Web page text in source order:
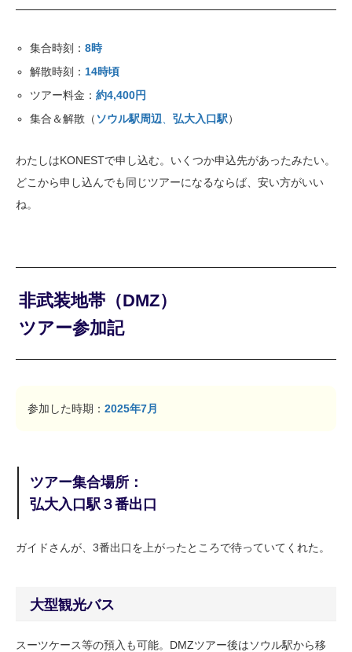
集合時刻：8時
解散時刻： 14時頃
ツアー料金：約4,400円
集合＆解散（ ソウル駅周辺 、弘大入口駅）
わたしはKONESTで申し込む。いくつか申込先があったみたい。
どこから申し込んでも同じツアーになるならば、安い方がいい
ね。
非武装地帯（DMZ）
ツアー参加記
参加した時期： 2025年7月
ツアー集合場所：
弘大入口駅３番出口
ガイドさんが、3番出口を上がったところで待っていてくれた。
大型観光バス
スーツケース等の預入も可能。DMZツアー後はソウル駅から移